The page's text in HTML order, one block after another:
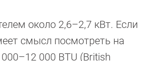
около 2,6–2,7 кВт. Если
смысл посмотреть на
000 BTU (British